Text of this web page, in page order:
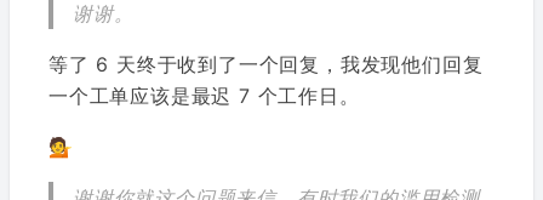
谢谢。
等了 6 天终于收到了一个回复，我发现他们回复
一个工单应该是最迟 7 个工作日。
💁